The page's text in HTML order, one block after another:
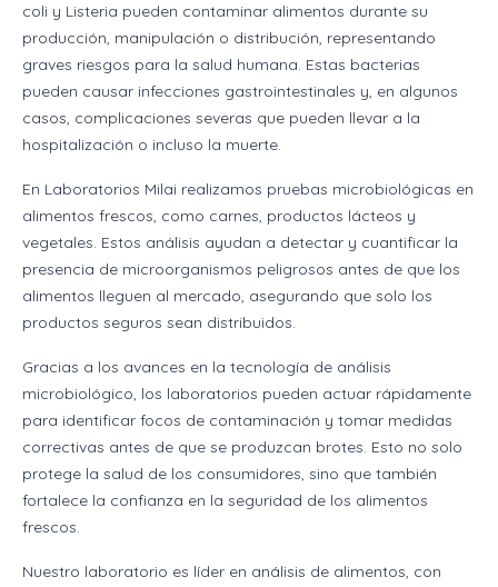
coli y Listeria pueden contaminar alimentos durante su
producción, manipulación o distribución, representando
graves riesgos para la salud humana. Estas bacterias
pueden causar infecciones gastrointestinales y, en algunos
casos, complicaciones severas que pueden llevar a la
hospitalización o incluso la muerte.
En Laboratorios Milai realizamos pruebas microbiológicas en
alimentos frescos, como carnes, productos lácteos y
vegetales. Estos análisis ayudan a detectar y cuantificar la
presencia de microorganismos peligrosos antes de que los
alimentos lleguen al mercado, asegurando que solo los
productos seguros sean distribuidos.
Gracias a los avances en la tecnología de análisis
microbiológico, los laboratorios pueden actuar rápidamente
para identificar focos de contaminación y tomar medidas
correctivas antes de que se produzcan brotes. Esto no solo
protege la salud de los consumidores, sino que también
fortalece la confianza en la seguridad de los alimentos
frescos.
Nuestro laboratorio es líder en análisis de alimentos, con